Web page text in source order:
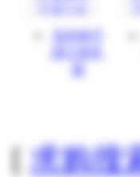
花卉种子
[求购搜